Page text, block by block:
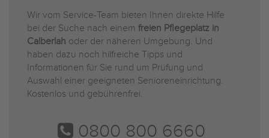
Wir vom Service-Team bieten Ihnen direkte Hilfe
bei der Suche nach einem freien Pflegeplatz in
Calberlah oder der näheren Umgebung. Und
haben dazu noch hilfreiche Tipps und
Informationen für Sie rund um Prüfung und
Auswahl einer geeigneten Senioreneinrichtung.
Kostenlos und gebührenfrei.
0800 800 6660